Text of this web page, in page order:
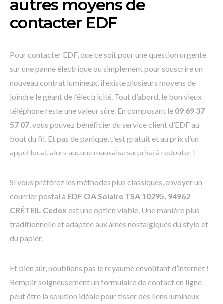
autres moyens de
contacter EDF
Pour contacter EDF, que ce soit pour une question urgente
sur une panne électrique ou simplement pour souscrire un
nouveau contrat lumineux, il existe plusieurs moyens de
joindre le géant de l’électricité. Tout d’abord, le bon vieux
téléphone reste une valeur sûre. En composant le 09 69 37
57 07 , vous pouvez bénéficier du service client d’EDF au
bout du fil. Et pas de panique, c’est gratuit et au prix d’un
appel local, alors aucune mauvaise surprise à redouter !
Si vous préférez les méthodes plus classiques, envoyer un
courrier postal à EDF OA Solaire TSA 10295, 94962
CRÉTEIL Cedex est une option viable. Une manière plus
traditionnelle et adaptée aux âmes nostalgiques du stylo et
du papier.
Et bien sûr, n’oublions pas le royaume envoûtant d’internet !
Remplir soigneusement un formulaire de contact en ligne
peut être la solution idéale pour tisser des liens lumineux